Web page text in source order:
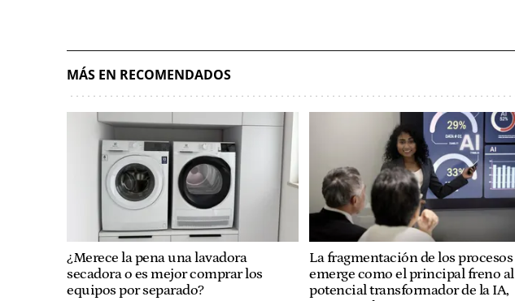
MÁS EN RECOMENDADOS
¿Merece la pena una lavadora
secadora o es mejor comprar los
equipos por separado?
La fragmentación de los procesos
emerge como el principal freno al
potencial transformador de la IA,